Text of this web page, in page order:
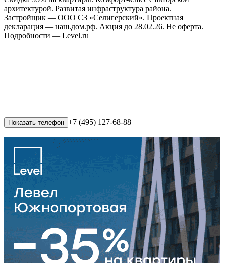
архитектурой. Развитая инфраструктура района.
Застройщик — ООО СЗ «Селигерский». Проектная
декларация — наш.дом.рф. Акция до 28.02.26. Не оферта.
Подробности — Level.ru
Показать телефон +7 (495) 127-68-88